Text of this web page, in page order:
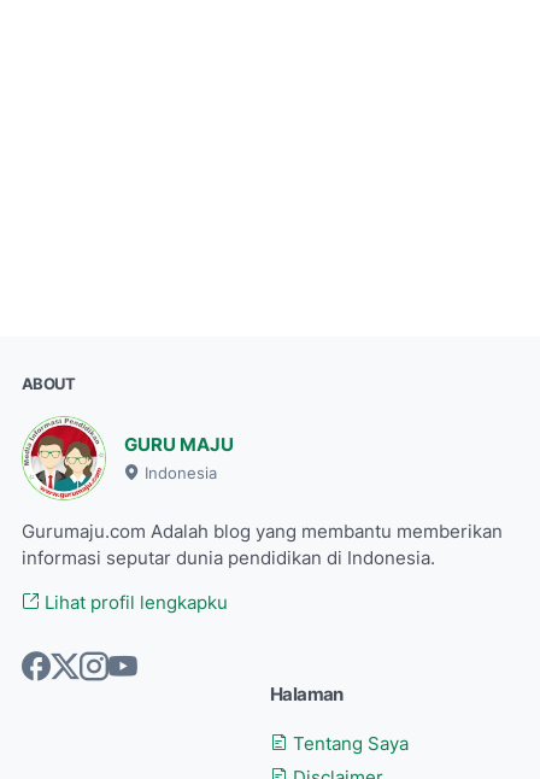
ABOUT
GURU MAJU
Indonesia
Gurumaju.com Adalah blog yang membantu memberikan
informasi seputar dunia pendidikan di Indonesia.
Lihat profil lengkapku
Halaman
Tentang Saya